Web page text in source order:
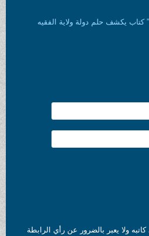
يكشف حلم دولة ولاية الفقيه
ولا يعبر بالضرور عن رأي الرابطة